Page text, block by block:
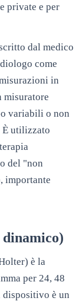
private e per
dal medico
come
in
misuratore
variabili o non
utilizzato
del "non
importante
è la
per 24, 48
è un